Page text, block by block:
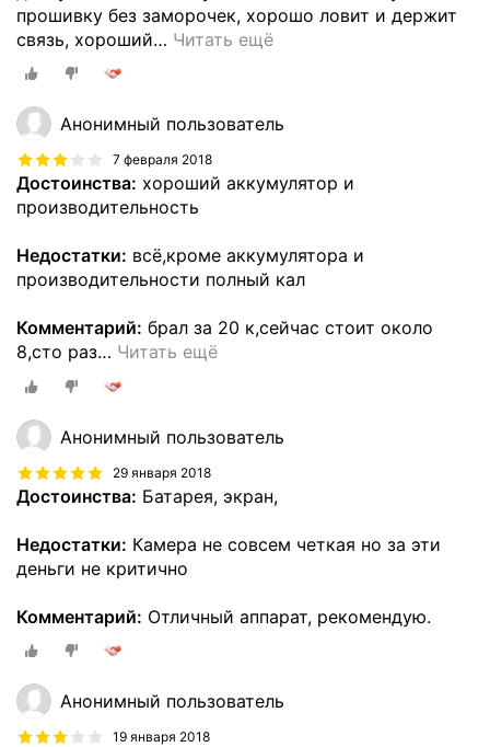
прошивку без заморочек, хорошо ловит и держит
связь, хороший… Читать ещё
Анонимный пользователь
7 февраля 2018
Достоинства: хороший аккумулятор и
производительность
Недостатки: всё,кроме аккумулятора и
производительности полный кал
Комментарий: брал за 20 к,сейчас стоит около
8,сто раз… Читать ещё
Анонимный пользователь
29 января 2018
Достоинства: Батарея, экран,
Недостатки: Камера не совсем четкая но за эти
деньги не критично
Комментарий: Отличный аппарат, рекомендую.
Анонимный пользователь
19 января 2018